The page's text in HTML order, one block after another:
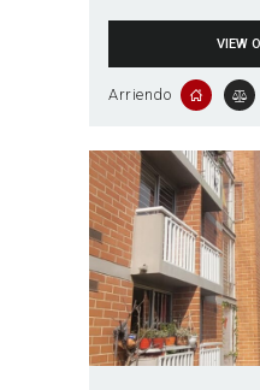
VIEW
Arriendo